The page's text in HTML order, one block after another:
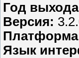
Год
Версия:
Язык